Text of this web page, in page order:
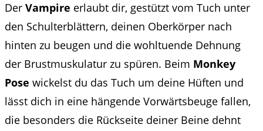
Der Vampire erlaubt dir, gestützt vom Tuch unter
den Schulterblättern, deinen Oberkörper nach
hinten zu beugen und die wohltuende Dehnung
der Brustmuskulatur zu spüren. Beim Monkey
Pose wickelst du das Tuch um deine Hüften und
lässt dich in eine hängende Vorwärtsbeuge fallen,
die besonders die Rückseite deiner Beine dehnt